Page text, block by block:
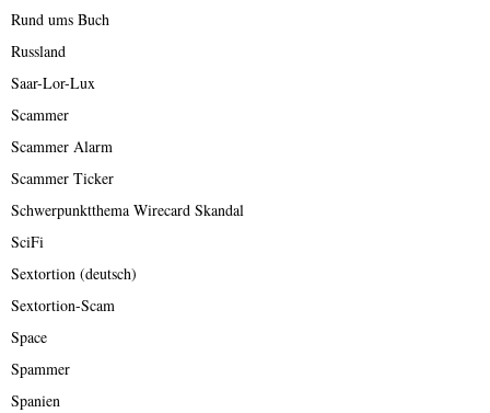
Rund ums Buch
Russland
Saar-Lor-Lux
Scammer
Scammer Alarm
Scammer Ticker
Schwerpunktthema Wirecard Skandal
SciFi
Sextortion (deutsch)
Sextortion-Scam
Space
Spammer
Spanien